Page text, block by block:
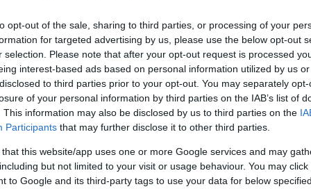
opt-out of the sale, sharing to third parties, or processing of your
for targeted advertising by us, please use the below opt-out
selection. Please note that after your opt-out request is processed
interest-based ads based on personal information utilized by us
to third parties prior to your opt-out. You may separately
of your personal information by third parties on the IAB’s list of
This information may also be disclosed by us to third parties on the
Participants that may further disclose it to other third parties.
that this website/app uses one or more Google services and may
but not limited to your visit or usage behaviour. You may
to Google and its third-party tags to use your data for below
το ΕΘΝΟΣ στη Google
πίστα τηςΚωνσταντινούποληςοΛιούις
απέδειξε για πολλοστή φορά όχι μόνο
αλλά ότι πλέον στέκεται δίπλα του
τους επτά τίτλους
στο παγκόσμιο
2019, 2020), όσους έχει και ο θρυλικός